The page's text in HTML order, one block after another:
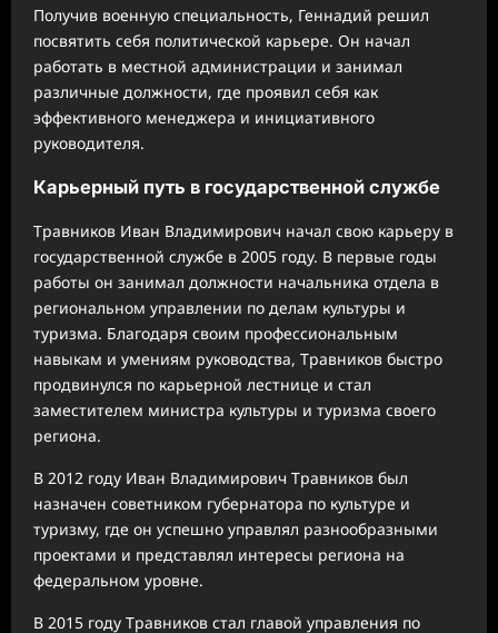
Получив военную специальность, Геннадий решил
посвятить себя политической карьере. Он начал
работать в местной администрации и занимал
различные должности, где проявил себя как
эффективного менеджера и инициативного
руководителя.
Карьерный путь в государственной службе
Травников Иван Владимирович начал свою карьеру в
государственной службе в 2005 году. В первые годы
работы он занимал должности начальника отдела в
региональном управлении по делам культуры и
туризма. Благодаря своим профессиональным
навыкам и умениям руководства, Травников быстро
продвинулся по карьерной лестнице и стал
заместителем министра культуры и туризма своего
региона.
В 2012 году Иван Владимирович Травников был
назначен советником губернатора по культуре и
туризму, где он успешно управлял разнообразными
проектами и представлял интересы региона на
федеральном уровне.
В 2015 году Травников стал главой управления по